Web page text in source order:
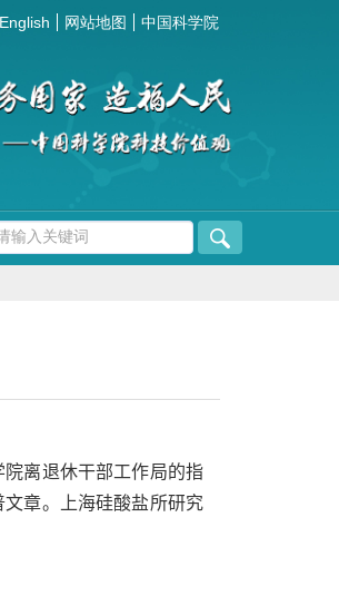
English 网站地图 中国科学院
离退休干部工作局的指
文章。上海硅酸盐所研究